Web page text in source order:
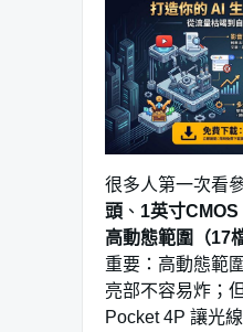
很多人第一次看
頭 、 1英寸CMOS
高動態範圍（17
重要：高動態範
亮部不容易炸；
Pocket 4P 讓光